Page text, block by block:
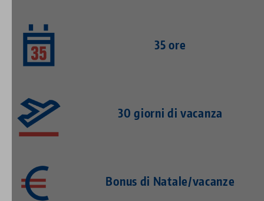
35 ore
30 giorni di vacanza
Bonus di Natale/vacanze